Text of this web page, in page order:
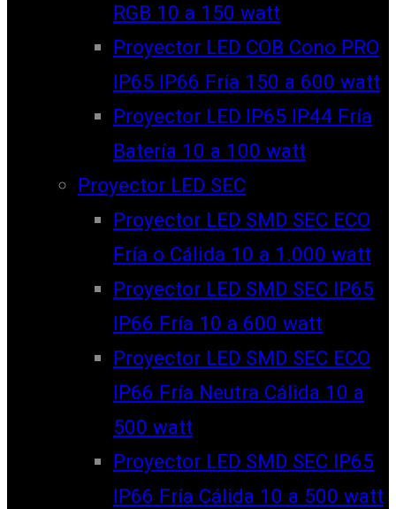
RGB 10 a 150 watt
Proyector LED COB Cono PRO
IP65 IP66 Fría 150 a 600 watt
Proyector LED IP65 IP44 Fría
Batería 10 a 100 watt
Proyector LED SEC
Proyector LED SMD SEC ECO
Fría o Cálida 10 a 1.000 watt
Proyector LED SMD SEC IP65
IP66 Fría 10 a 600 watt
Proyector LED SMD SEC ECO
IP66 Fría Neutra Cálida 10 a
500 watt
Proyector LED SMD SEC IP65
IP66 Fría Cálida 10 a 500 watt